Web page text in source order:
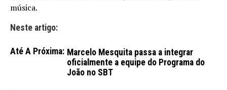
música.
Neste artigo:
Até A Próxima: Marcelo Mesquita passa a integrar
oficialmente a equipe do Programa do
João no SBT